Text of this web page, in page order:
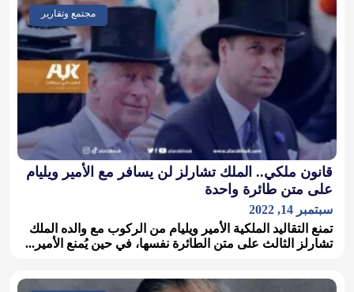
مجتمع وتقارير
قانون ملكي.. الملك تشارلز لن يسافر مع الأمير ويليام
على متن طائرة واحدة
سبتمبر 14, 2022
تمنع التقاليد الملكية الأمير ويليام من الركوب مع والده الملك
تشارلز الثالث على متن الطائرة نفسها، في حين يُمنع الأمير...